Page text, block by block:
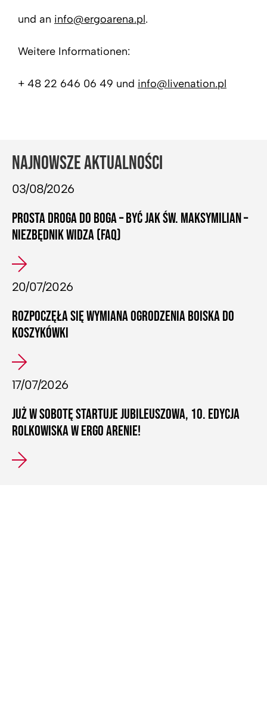
und an info@ergoarena.pl.
Weitere Informationen:
+ 48 22 646 06 49 und info@livenation.pl
NAJNOWSZE AKTUALNOŚCI
03/08/2026
PROSTA DROGA DO BOGA – BYĆ JAK ŚW. MAKSYMILIAN –
NIEZBĘDNIK WIDZA (FAQ)
20/07/2026
ROZPOCZĘŁA SIĘ WYMIANA OGRODZENIA BOISKA DO
KOSZYKÓWKI
17/07/2026
JUŻ W SOBOTĘ STARTUJE JUBILEUSZOWA, 10. EDYCJA
ROLKOWISKA W ERGO ARENIE!